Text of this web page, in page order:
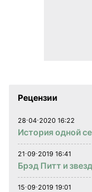
Рецензии
28⋅04⋅2020 16:22
История одной
21⋅09⋅2019 16:41
Брэд Питт и
15⋅09⋅2019 19:01